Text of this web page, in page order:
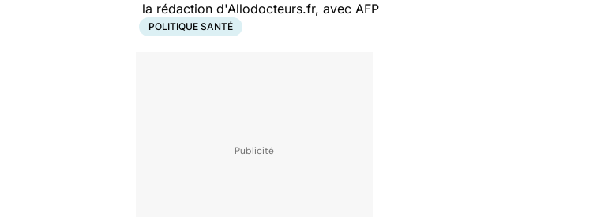
la rédaction d'Allodocteurs.fr, avec AFP
POLITIQUE SANTÉ